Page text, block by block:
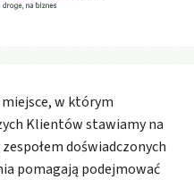
w którym
Klientów stawiamy na
doświadczonych
pomagają podejmować